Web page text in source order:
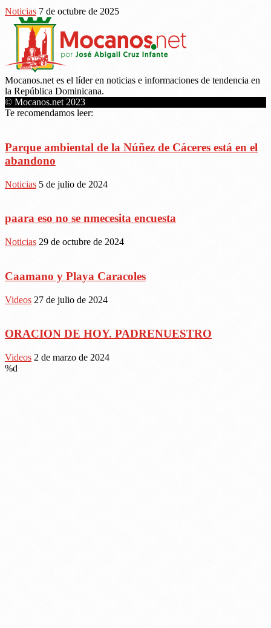
Noticias 7 de octubre de 2025
Mocanos.net es el líder en noticias e informaciones de tendencia en
la República Dominicana.
© Mocanos.net 2023
Te recomendamos leer:
Parque ambiental de la Núñez de Cáceres está en el
abandono
Noticias 5 de julio de 2024
paara eso no se nmecesita encuesta
Noticias 29 de octubre de 2024
Caamano y Playa Caracoles
Videos 27 de julio de 2024
ORACION DE HOY. PADRENUESTRO
Videos 2 de marzo de 2024
%d